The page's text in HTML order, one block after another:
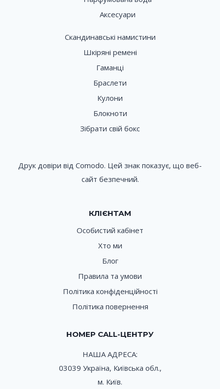
Аксесуари
Скандинавські намистини
Шкіряні ремені
Гаманці
Браслети
Кулони
Блокноти
Зібрати свій бокс
Друк довіри від Comodo. Цей знак показує, що веб-
сайт безпечний.
КЛІЄНТАМ
Особистий кабінет
Хто ми
Блог
Правила та умови
Політика конфіденційності
Політика повернення
НОМЕР CALL-ЦЕНТРУ
НАША АДРЕСА:
03039 Україна, Київська обл.,
м. Київ.